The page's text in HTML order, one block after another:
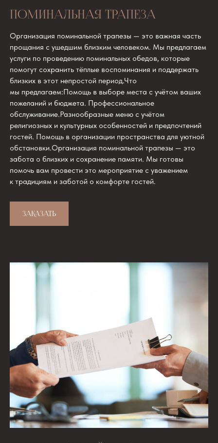
ПОМИНАЛЬНАЯ ТРАПЕЗА
Организация поминальной трапезы — это важная часть
прощания с ушедшим близким человеком. Мы предлагаем
услуги по проведению поминальных обедов, которые
помогут сохранить тёплые воспоминания и поддержать
близких в этот непростой период.Что
мы предлагаем:Помощь в выборе места с учётом ваших
пожеланий и бюджета. Профессиональное
обслуживание.Разнообразные меню с учётом
религиозных и культурных особенностей и предпочтений
гостей. Помощь в организации пространства для уютной
обстановки.Организация поминальной трапезы — это
забота о близких и сохранение памяти. Мы готовы
помочь вам провести это мероприятие с уважением
к традициям и заботой о комфорте гостей.
ЗАКАЗАТЬ